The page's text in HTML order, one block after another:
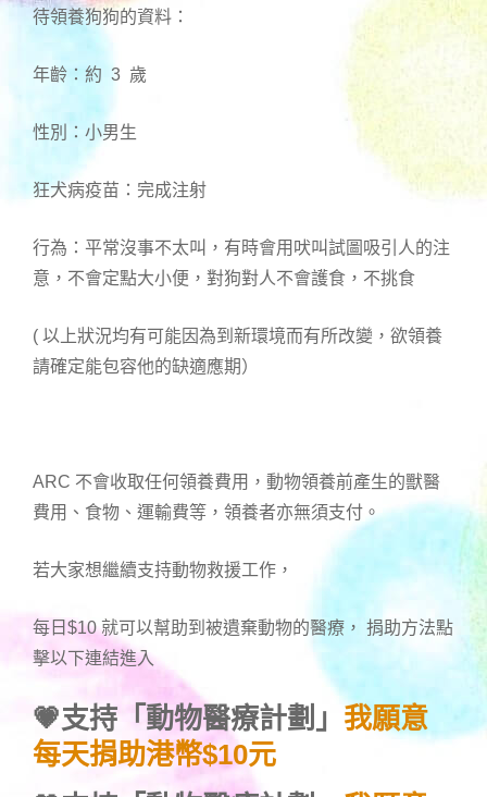
待領養狗狗的資料：
年齡：約 3 歲
性別：小男生
狂犬病疫苗：完成注射
行為：平常沒事不太叫，有時會用吠叫試圖吸引人的注
意，不會定點大小便，對狗對人不會護食，不挑食
( 以上狀況均有可能因為到新環境而有所改變，欲領養
請確定能包容他的缺適應期）
ARC 不會收取任何領養費用，動物領養前產生的獸醫
費用、食物、運輸費等，領養者亦無須支付。
若大家想繼續支持動物救援工作，
每日$10 就可以幫助到被遺棄動物的醫療， 捐助方法點
擊以下連結進入
💗支持「動物醫療計劃」 我願意
每天捐助港幣$10元